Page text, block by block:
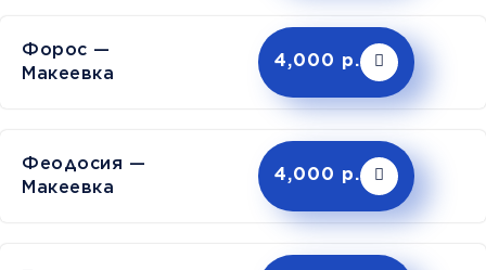
Форос —
Макеевка
4,000 р.
Феодосия —
Макеевка
4,000 р.